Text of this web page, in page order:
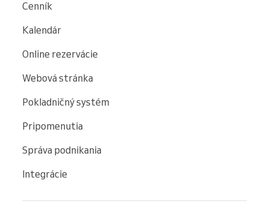
Cenník
Kalendár
Online rezervácie
Webová stránka
Pokladničný systém
Pripomenutia
Správa podnikania
Integrácie